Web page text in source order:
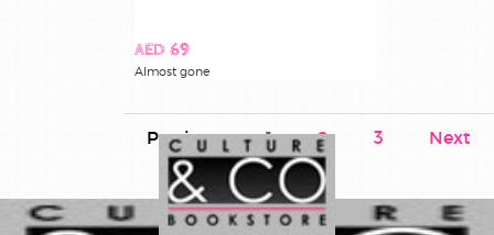
AED 69
Almost gone
Previous 1 2 3 Next